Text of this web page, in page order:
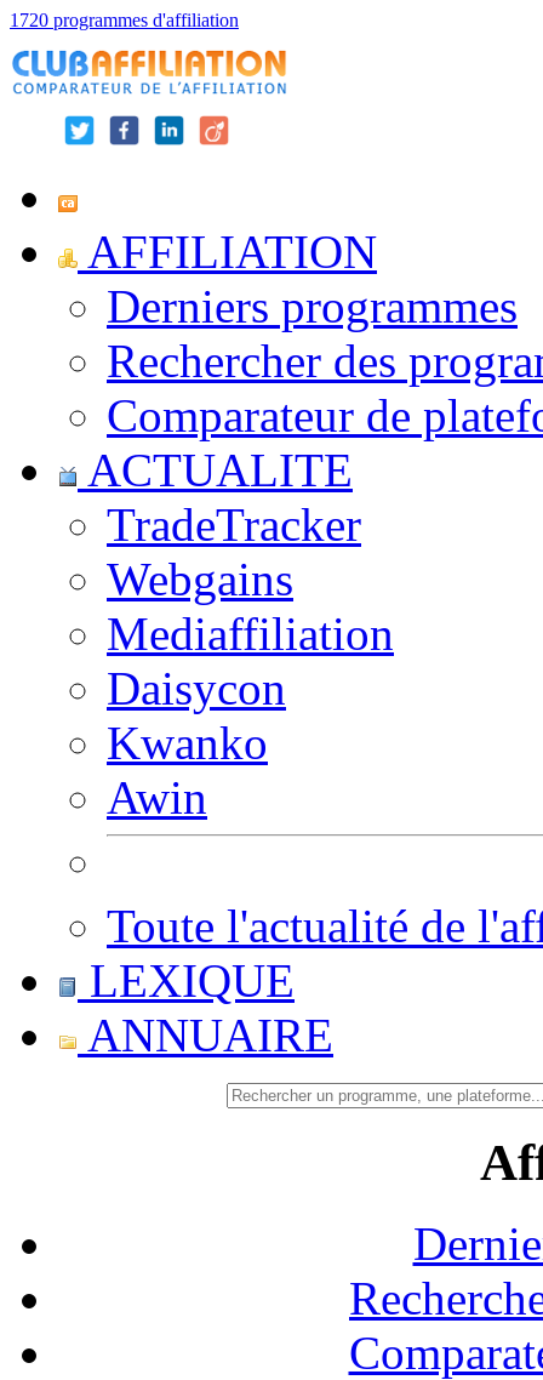
1720 programmes d'affiliation
AFFILIATION
Derniers programmes
Rechercher des
Comparateur de
ACTUALITE
TradeTracker
Webgains
Mediaffiliation
Daisycon
Kwanko
Awin
Toute l'actualité de
LEXIQUE
ANNUAIRE